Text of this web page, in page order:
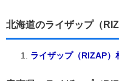
北海道のライザップ（
ライザップ（RIZAP）